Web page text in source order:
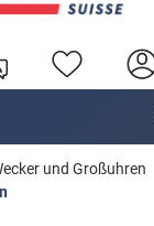
und Großuhren